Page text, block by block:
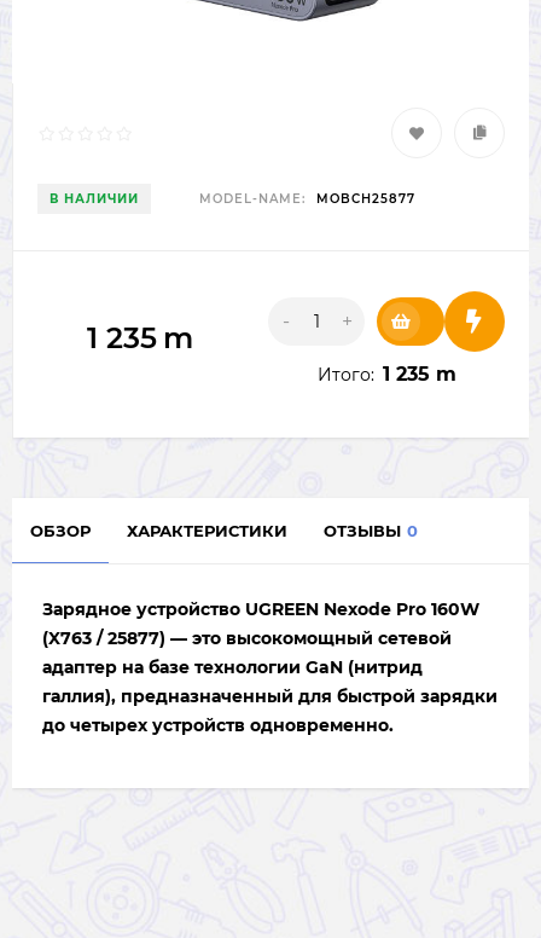
В НАЛИЧИИ MODEL-NAME: MOBCH25877
1 235 m - +
Итого: 1 235 m
ОБЗОР ХАРАКТЕРИСТИКИ ОТЗЫВЫ 0
Зарядное устройство UGREEN Nexode Pro 160W
(X763 / 25877) — это высокомощный сетевой
адаптер на базе технологии GaN (нитрид
галлия), предназначенный для быстрой зарядки
до четырех устройств одновременно.